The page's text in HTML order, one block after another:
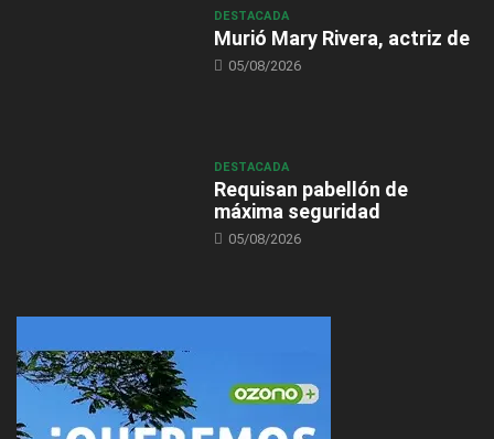
DESTACADA
Murió Mary Rivera, actriz de
05/08/2026
DESTACADA
Requisan pabellón de
máxima seguridad
05/08/2026